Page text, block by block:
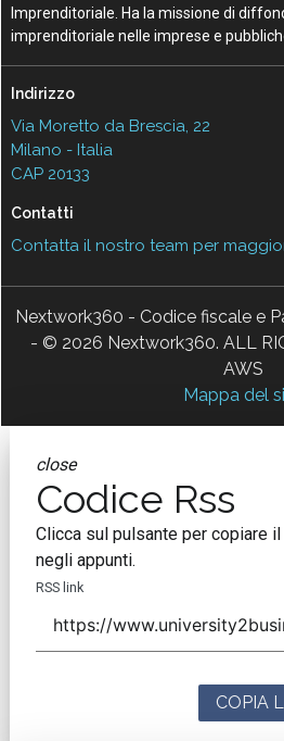
Imprenditoriale. Ha la missione di
imprenditoriale nelle imprese e
Indirizzo
Via Moretto da Brescia, 22
Milano - Italia
CAP 20133
Contatti
Contatta il nostro team per
Nextwork360 - Codice fiscale e
- © 2026 Nextwork360. ALL
AWS
Mappa del
close
Codice Rss
Clicca sul pulsante per copiare il
negli appunti.
RSS link
COPIA